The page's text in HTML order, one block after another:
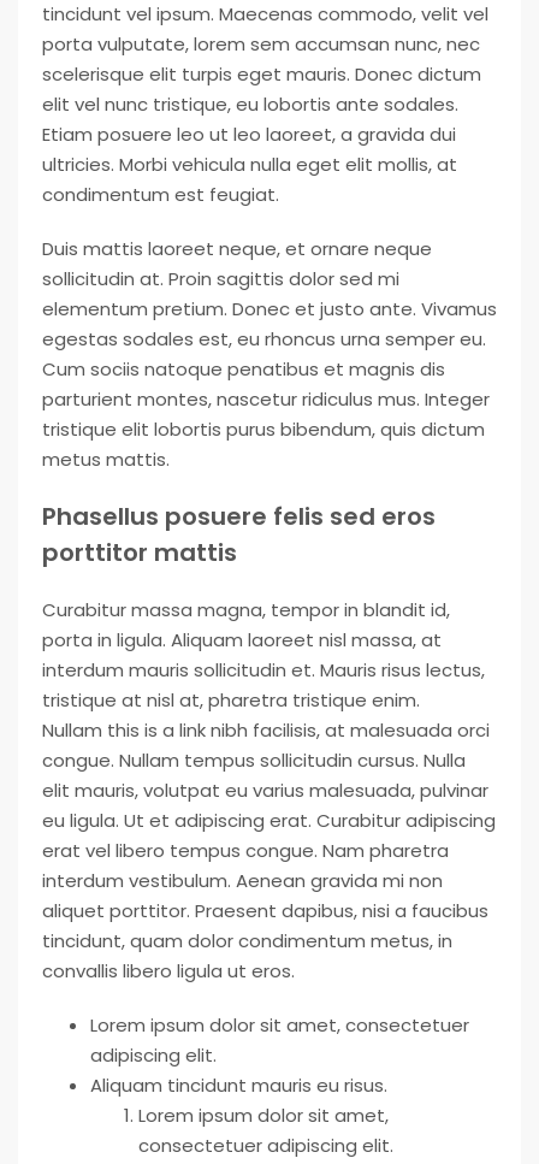
tincidunt vel ipsum. Maecenas commodo, velit vel
porta vulputate, lorem sem accumsan nunc, nec
scelerisque elit turpis eget mauris. Donec dictum
elit vel nunc tristique, eu lobortis ante sodales.
Etiam posuere leo ut leo laoreet, a gravida dui
ultricies. Morbi vehicula nulla eget elit mollis, at
condimentum est feugiat.
Duis mattis laoreet neque, et ornare neque
sollicitudin at. Proin sagittis dolor sed mi
elementum pretium. Donec et justo ante. Vivamus
egestas sodales est, eu rhoncus urna semper eu.
Cum sociis natoque penatibus et magnis dis
parturient montes, nascetur ridiculus mus. Integer
tristique elit lobortis purus bibendum, quis dictum
metus mattis.
Phasellus posuere felis sed eros
porttitor mattis
Curabitur massa magna, tempor in blandit id,
porta in ligula. Aliquam laoreet nisl massa, at
interdum mauris sollicitudin et. Mauris risus lectus,
tristique at nisl at, pharetra tristique enim.
Nullam this is a link nibh facilisis, at malesuada orci
congue. Nullam tempus sollicitudin cursus. Nulla
elit mauris, volutpat eu varius malesuada, pulvinar
eu ligula. Ut et adipiscing erat. Curabitur adipiscing
erat vel libero tempus congue. Nam pharetra
interdum vestibulum. Aenean gravida mi non
aliquet porttitor. Praesent dapibus, nisi a faucibus
tincidunt, quam dolor condimentum metus, in
convallis libero ligula ut eros.
Lorem ipsum dolor sit amet, consectetuer
adipiscing elit.
Aliquam tincidunt mauris eu risus.
Lorem ipsum dolor sit amet,
consectetuer adipiscing elit.